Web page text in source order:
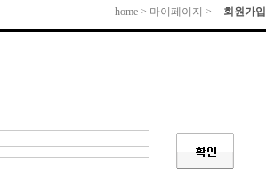
home > 마이페이지 > 회원가입